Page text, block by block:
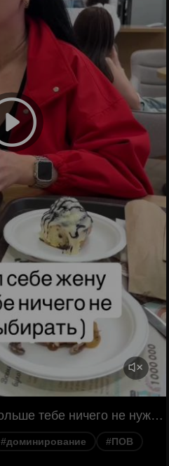
Ты выбрал себе жену Больше тебе ничего не нужно выбирать :)
#доминирование #ПОВ